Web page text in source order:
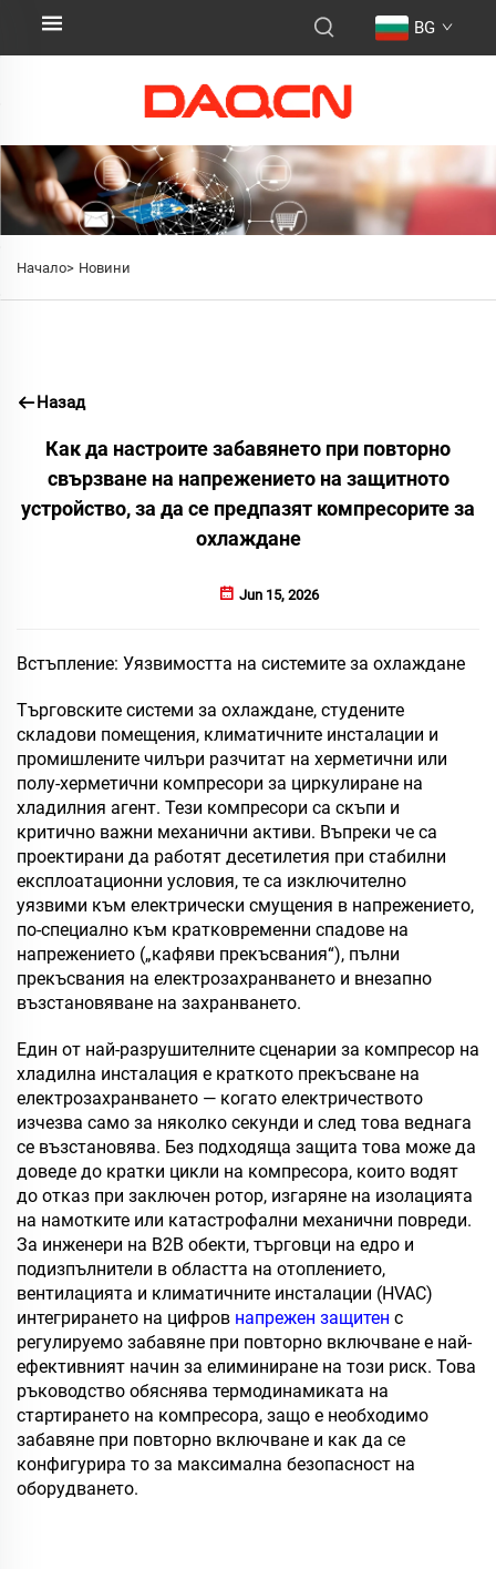
BG
Начало> Новини
Назад
Как да настроите забавянето при повторно
свързване на напрежението на защитното
устройство, за да се предпазят компресорите за
охлаждане
Jun 15, 2026
Встъпление: Уязвимостта на системите за охлаждане
Търговските системи за охлаждане, студените
складови помещения, климатичните инсталации и
промишлените чилъри разчитат на херметични или
полу-херметични компресори за циркулиране на
хладилния агент. Тези компресори са скъпи и
критично важни механични активи. Въпреки че са
проектирани да работят десетилетия при стабилни
експлоатационни условия, те са изключително
уязвими към електрически смущения в напрежението,
по-специално към кратковременни спадове на
напрежението („кафяви прекъсвания“), пълни
прекъсвания на електрозахранването и внезапно
възстановяване на захранването.
Един от най-разрушителните сценарии за компресор на
хладилна инсталация е краткото прекъсване на
електрозахранването — когато електричеството
изчезва само за няколко секунди и след това веднага
се възстановява. Без подходяща защита това може да
доведе до кратки цикли на компресора, които водят
до отказ при заключен ротор, изгаряне на изолацията
на намотките или катастрофални механични повреди.
За инженери на B2B обекти, търговци на едро и
подизпълнители в областта на отоплението,
вентилацията и климатичните инсталации (HVAC)
интегрирането на цифров напрежен защитен с
регулируемо забавяне при повторно включване е най-
ефективният начин за елиминиране на този риск. Това
ръководство обяснява термодинамиката на
стартирането на компресора, защо е необходимо
забавяне при повторно включване и как да се
конфигурира то за максимална безопасност на
оборудването.